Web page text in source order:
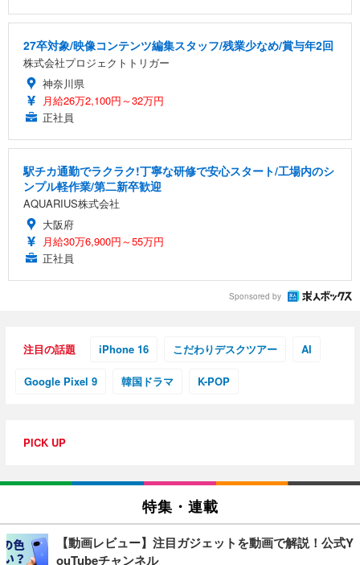
27卒対象/映像コンテンツ編集スタッフ/残業少なめ/賞与年2回
株式会社プロジェクトトリガー
神奈川県
月給26万2,100円～32万円
正社員
駅チカ通勤でラクラク!丁寧な研修で安心スタート/工場内のシ
ンプル軽作業/第二新卒歓迎
AQUARIUS株式会社
大阪府
月給30万6,900円～55万円
正社員
Sponsored by
注目の話題 iPhone 16 こだわりデスクツアー AI
Google Pixel 9 韓国ドラマ K-POP
PICK UP
特集・連載
【動画レビュー】注目ガジェットを動画で解説！公式Y
ouTubeチャンネル